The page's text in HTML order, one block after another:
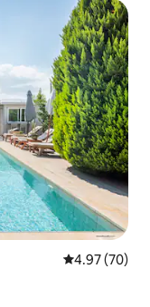
औसत रेटिंग 5 में
4.97 (70)